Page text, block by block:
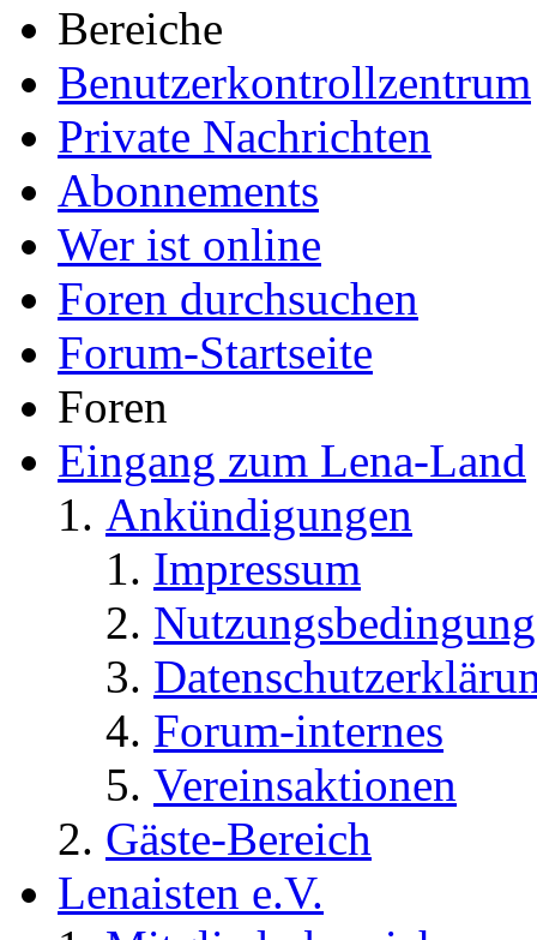
Bereiche
Benutzerkontrollzentrum
Private Nachrichten
Abonnements
Wer ist online
Foren durchsuchen
Forum-Startseite
Foren
Eingang zum Lena-Land
Ankündigungen
Impressum
Forum-internes
Vereinsaktionen
Gäste-Bereich
Lenaisten e.V.